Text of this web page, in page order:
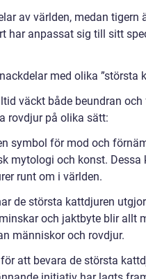
av världen, medan tigern
har anpassat sig till sitt
med olika ”största
väckt både beundran
rovdjur på olika sätt:
symbol för mod och
mytologi och konst. Dessa
runt om i världen.
de största kattdjuren
och jaktbyte blir allt
människor och rovdjur.
att bevara de största